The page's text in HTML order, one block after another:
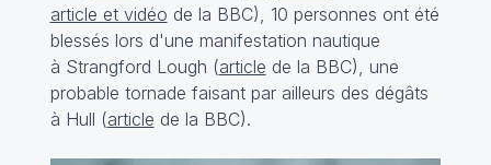
article et vidéo de la BBC), 10 personnes ont été
blessés lors d'une manifestation nautique
à Strangford Lough (article de la BBC), une
probable tornade faisant par ailleurs des dégâts
à Hull (article de la BBC).